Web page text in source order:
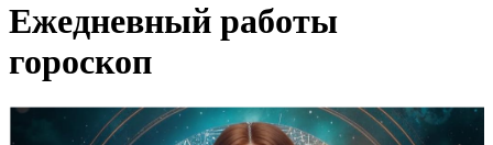
Ежедневный работы
гороскоп